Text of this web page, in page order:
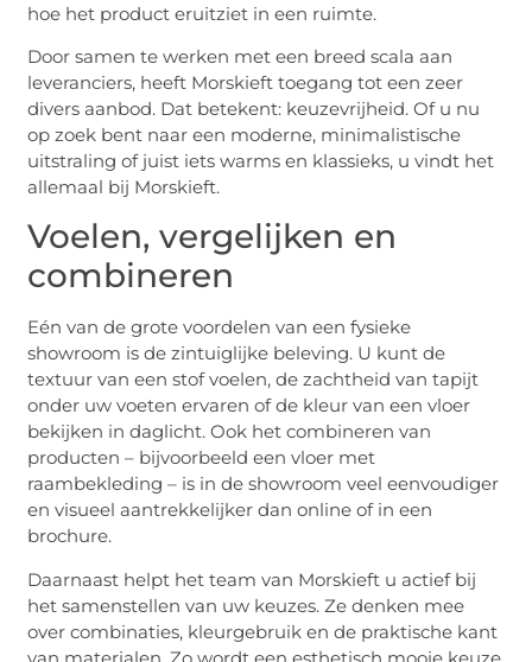
hoe het product eruitziet in een ruimte.
Door samen te werken met een breed scala aan
leveranciers, heeft Morskieft toegang tot een zeer
divers aanbod. Dat betekent: keuzevrijheid. Of u nu
op zoek bent naar een moderne, minimalistische
uitstraling of juist iets warms en klassieks, u vindt het
allemaal bij Morskieft.
Voelen, vergelijken en
combineren
Eén van de grote voordelen van een fysieke
showroom is de zintuiglijke beleving. U kunt de
textuur van een stof voelen, de zachtheid van tapijt
onder uw voeten ervaren of de kleur van een vloer
bekijken in daglicht. Ook het combineren van
producten – bijvoorbeeld een vloer met
raambekleding – is in de showroom veel eenvoudiger
en visueel aantrekkelijker dan online of in een
brochure.
Daarnaast helpt het team van Morskieft u actief bij
het samenstellen van uw keuzes. Ze denken mee
over combinaties, kleurgebruik en de praktische kant